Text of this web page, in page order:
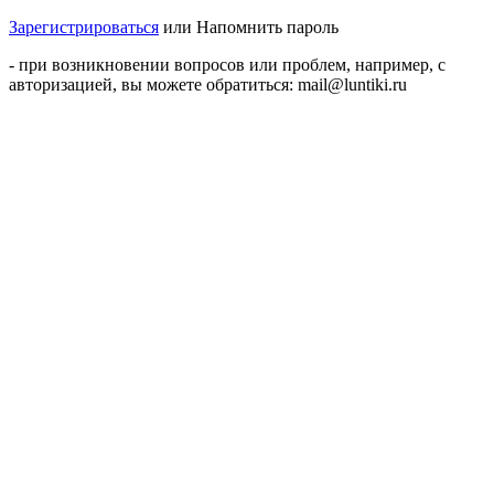
Зарегистрироваться или Напомнить пароль
- при возникновении вопросов или проблем, например, с
авторизацией, вы можете обратиться: mail@luntiki.ru